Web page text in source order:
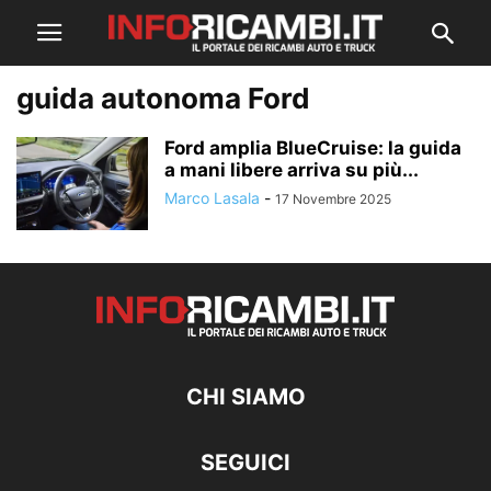
guida autonoma Ford
Ford amplia BlueCruise: la guida
a mani libere arriva su più...
Marco Lasala - 17 Novembre 2025
CHI SIAMO
SEGUICI